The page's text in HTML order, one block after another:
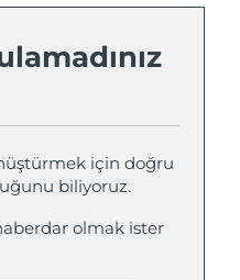
için doğru
biliyoruz.
olmak ister